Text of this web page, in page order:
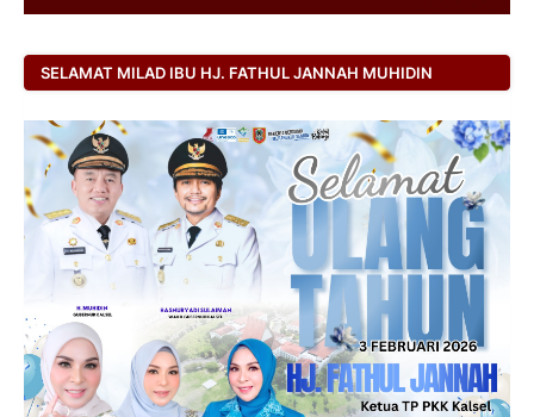
SELAMAT MILAD IBU HJ. FATHUL JANNAH MUHIDIN